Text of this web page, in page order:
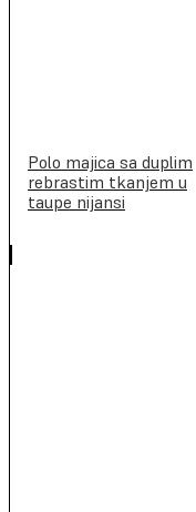
Polo majica sa duplim
rebrastim tkanjem u
taupe nijansi